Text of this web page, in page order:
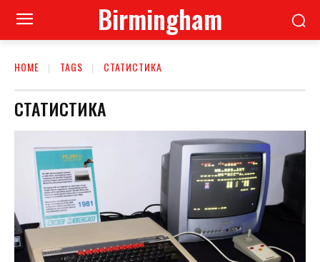
Birmingham
HOME TAGS СТАТИСТИКА
СТАТИСТИКА